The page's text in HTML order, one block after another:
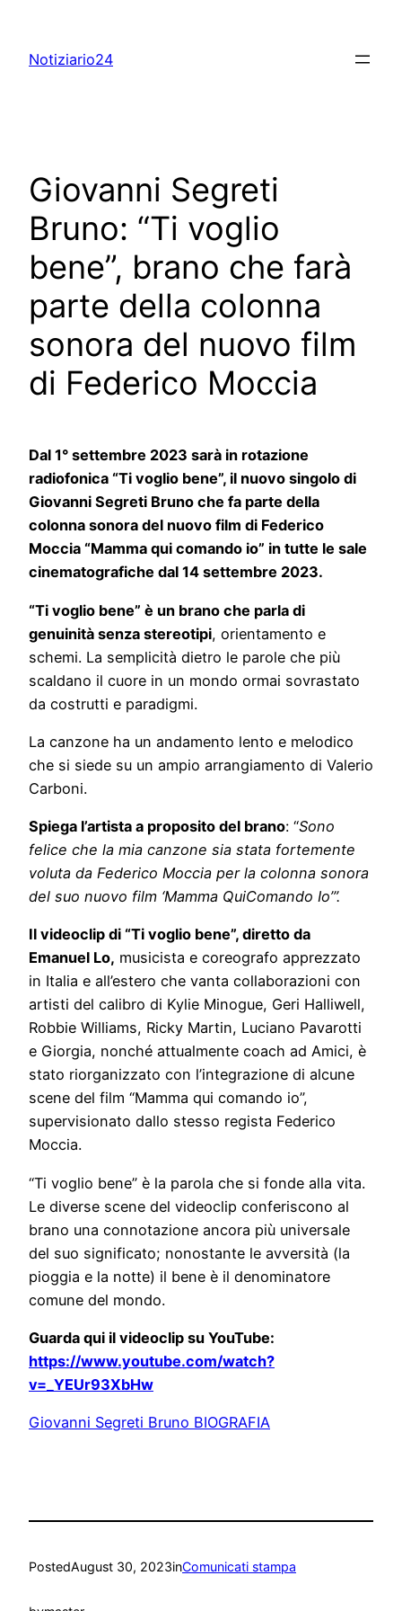
content
Notiziario24
Giovanni Segreti
Bruno: “Ti voglio
bene”, brano che farà
parte della colonna
sonora del nuovo film
di Federico Moccia
Dal 1° settembre 2023 sarà in rotazione
radiofonica “Ti voglio bene”, il nuovo singolo di
Giovanni Segreti Bruno che fa parte della
colonna sonora del nuovo film di Federico
Moccia “Mamma qui comando io” in tutte le sale
cinematografiche dal 14 settembre 2023.
“Ti voglio bene” è un brano che parla di
genuinità senza stereotipi, orientamento e
schemi. La semplicità dietro le parole che più
scaldano il cuore in un mondo ormai sovrastato
da costrutti e paradigmi.
La canzone ha un andamento lento e melodico
che si siede su un ampio arrangiamento di Valerio
Carboni.
Spiega l’artista a proposito del brano: “Sono
felice che la mia canzone sia stata fortemente
voluta da Federico Moccia per la colonna sonora
del suo nuovo film ‘Mamma QuiComando Io’”.
Il videoclip di “Ti voglio bene”, diretto da
Emanuel Lo, musicista e coreografo apprezzato
in Italia e all’estero che vanta collaborazioni con
artisti del calibro di Kylie Minogue, Geri Halliwell,
Robbie Williams, Ricky Martin, Luciano Pavarotti
e Giorgia, nonché attualmente coach ad Amici, è
stato riorganizzato con l’integrazione di alcune
scene del film “Mamma qui comando io”,
supervisionato dallo stesso regista Federico
Moccia.
“Ti voglio bene” è la parola che si fonde alla vita.
Le diverse scene del videoclip conferiscono al
brano una connotazione ancora più universale
del suo significato; nonostante le avversità (la
pioggia e la notte) il bene è il denominatore
comune del mondo.
Guarda qui il videoclip su YouTube:
https://www.youtube.com/watch?
v=_YEUr93XbHw
Giovanni Segreti Bruno BIOGRAFIA
PostedAugust 30, 2023inComunicati stampa